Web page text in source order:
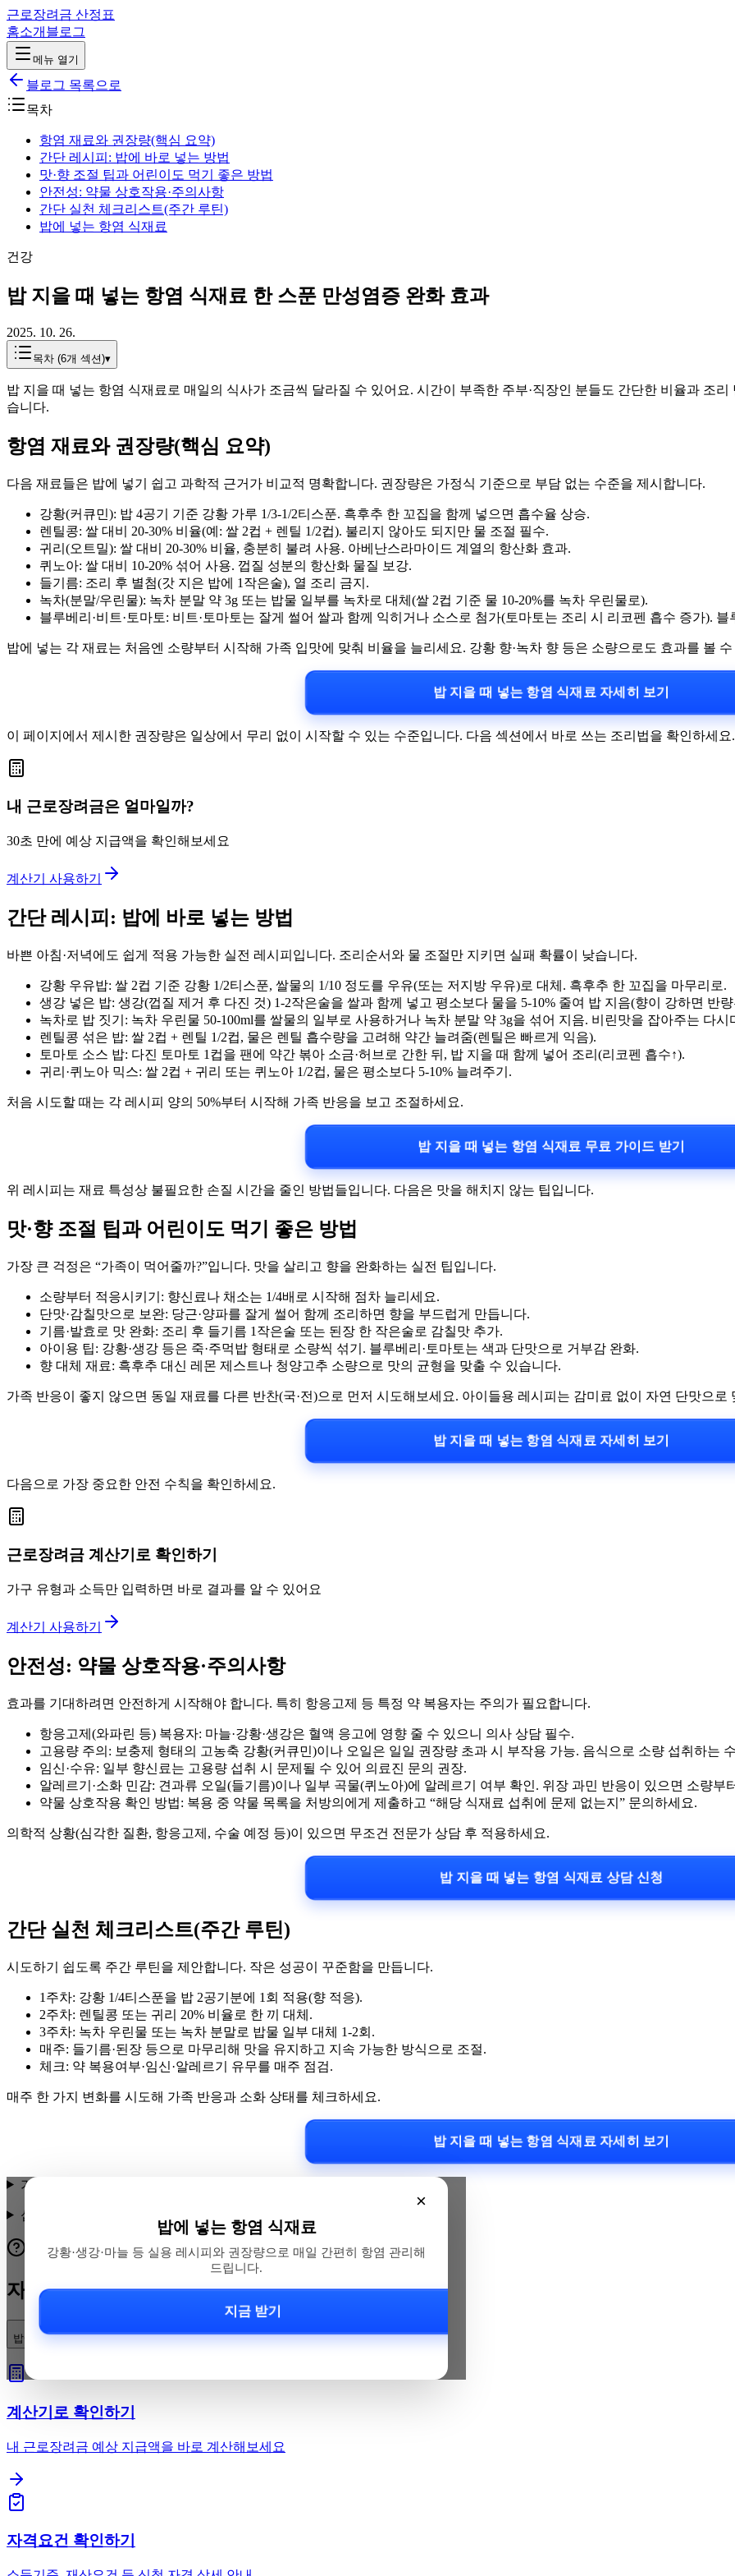
근로장려금 산정표
홈소개 블로그
메뉴 열기
블로그 목록으로
목차
항염 재료와 권장량(핵심 요약)
간단 레시피: 밥에 바로 넣는 방법
맛·향 조절 팁과 어린이도 먹기 좋은 방법
안전성: 약물 상호작용·주의사항
간단 실천 체크리스트(주간 루틴)
밥에 넣는 항염 식재료
건강
밥 지을 때 넣는 항염 식재료 한 스푼 만성염증 완화 효과
2025. 10. 26.
목차 (6개 섹션)▾
밥 지을 때 넣는 항염 식재료로 매일의 식사가 조금씩 달라질 수 있어요. 시간이 부족한 주부·직장인 분들도 간단한 비율과 조
습니다.
항염 재료와 권장량(핵심 요약)
다음 재료들은 밥에 넣기 쉽고 과학적 근거가 비교적 명확합니다. 권장량은 가정식 기준으로 부담 없는 수준을 제시합니다.
강황(커큐민): 밥 4공기 기준 강황 가루 1/3-1/2티스푼. 흑후추 한 꼬집을 함께 넣으면 흡수율 상승.
렌틸콩: 쌀 대비 20-30% 비율(예: 쌀 2컵 + 렌틸 1/2컵). 불리지 않아도 되지만 물 조절 필수.
귀리(오트밀): 쌀 대비 20-30% 비율, 충분히 불려 사용. 아베난스라마이드 계열의 항산화 효과.
퀴노아: 쌀 대비 10-20% 섞어 사용. 껍질 성분의 항산화 물질 보강.
들기름: 조리 후 별첨(갓 지은 밥에 1작은술), 열 조리 금지.
녹차(분말/우린물): 녹차 분말 약 3g 또는 밥물 일부를 녹차로 대체(쌀 2컵 기준 물 10-20%를 녹차 우린물로).
블루베리·비트·토마토: 비트·토마토는 잘게 썰어 쌀과 함께 익히거나 소스로 첨가(토마토는 조리 시 리코펜 흡수 증가).
밥에 넣는 각 재료는 처음엔 소량부터 시작해 가족 입맛에 맞춰 비율을 늘리세요. 강황 향·녹차 향 등은 소량으로도 효과를 볼
밥 지을 때 넣는 항염 식재료 자세히 보기
이 페이지에서 제시한 권장량은 일상에서 무리 없이 시작할 수 있는 수준입니다. 다음 섹션에서 바로 쓰는 조리법을 확인하세요.
내 근로장려금은 얼마일까?
30초 만에 예상 지급액을 확인해보세요
계산기 사용하기
간단 레시피: 밥에 바로 넣는 방법
바쁜 아침·저녁에도 쉽게 적용 가능한 실전 레시피입니다. 조리순서와 물 조절만 지키면 실패 확률이 낮습니다.
강황 우유밥: 쌀 2컵 기준 강황 1/2티스푼, 쌀물의 1/10 정도를 우유(또는 저지방 우유)로 대체. 흑후추 한 꼬집을 마무리로.
생강 넣은 밥: 생강(껍질 제거 후 다진 것) 1-2작은술을 쌀과 함께 넣고 평소보다 물을 5-10% 줄여 밥 지음(향이 강하면 반
녹차로 밥 짓기: 녹차 우린물 50-100ml를 쌀물의 일부로 사용하거나 녹차 분말 약 3g을 섞어 지음. 비린맛을 잡아주는 다시
렌틸콩 섞은 밥: 쌀 2컵 + 렌틸 1/2컵, 물은 렌틸 흡수량을 고려해 약간 늘려줌(렌틸은 빠르게 익음).
토마토 소스 밥: 다진 토마토 1컵을 팬에 약간 볶아 소금·허브로 간한 뒤, 밥 지을 때 함께 넣어 조리(리코펜 흡수↑).
귀리·퀴노아 믹스: 쌀 2컵 + 귀리 또는 퀴노아 1/2컵, 물은 평소보다 5-10% 늘려주기.
처음 시도할 때는 각 레시피 양의 50%부터 시작해 가족 반응을 보고 조절하세요.
밥 지을 때 넣는 항염 식재료 무료 가이드 받기
위 레시피는 재료 특성상 불필요한 손질 시간을 줄인 방법들입니다. 다음은 맛을 해치지 않는 팁입니다.
맛·향 조절 팁과 어린이도 먹기 좋은 방법
가장 큰 걱정은 “가족이 먹어줄까?”입니다. 맛을 살리고 향을 완화하는 실전 팁입니다.
소량부터 적응시키기: 향신료나 채소는 1/4배로 시작해 점차 늘리세요.
단맛·감칠맛으로 보완: 당근·양파를 잘게 썰어 함께 조리하면 향을 부드럽게 만듭니다.
기름·발효로 맛 완화: 조리 후 들기름 1작은술 또는 된장 한 작은술로 감칠맛 추가.
아이용 팁: 강황·생강 등은 죽·주먹밥 형태로 소량씩 섞기. 블루베리·토마토는 색과 단맛으로 거부감 완화.
향 대체 재료: 흑후추 대신 레몬 제스트나 청양고추 소량으로 맛의 균형을 맞출 수 있습니다.
가족 반응이 좋지 않으면 동일 재료를 다른 반찬(국·전)으로 먼저 시도해보세요. 아이들용 레시피는 감미료 없이 자연 단맛으로
밥 지을 때 넣는 항염 식재료 자세히 보기
다음으로 가장 중요한 안전 수칙을 확인하세요.
근로장려금 계산기로 확인하기
가구 유형과 소득만 입력하면 바로 결과를 알 수 있어요
계산기 사용하기
안전성: 약물 상호작용·주의사항
효과를 기대하려면 안전하게 시작해야 합니다. 특히 항응고제 등 특정 약 복용자는 주의가 필요합니다.
항응고제(와파린 등) 복용자: 마늘·강황·생강은 혈액 응고에 영향 줄 수 있으니 의사 상담 필수.
고용량 주의: 보충제 형태의 고농축 강황(커큐민)이나 오일은 일일 권장량 초과 시 부작용 가능. 음식으로 소량 섭취하는
임신·수유: 일부 향신료는 고용량 섭취 시 문제될 수 있어 의료진 문의 권장.
알레르기·소화 민감: 견과류 오일(들기름)이나 일부 곡물(퀴노아)에 알레르기 여부 확인. 위장 과민 반응이 있으면 소량부
약물 상호작용 확인 방법: 복용 중 약물 목록을 처방의에게 제출하고 “해당 식재료 섭취에 문제 없는지” 문의하세요.
의학적 상황(심각한 질환, 항응고제, 수술 예정 등)이 있으면 무조건 전문가 상담 후 적용하세요.
밥 지을 때 넣는 항염 식재료 상담 신청
간단 실천 체크리스트(주간 루틴)
시도하기 쉽도록 주간 루틴을 제안합니다. 작은 성공이 꾸준함을 만듭니다.
1주차: 강황 1/4티스푼을 밥 2공기분에 1회 적용(향 적응).
2주차: 렌틸콩 또는 귀리 20% 비율로 한 끼 대체.
3주차: 녹차 우린물 또는 녹차 분말로 밥물 일부 대체 1-2회.
매주: 들기름·된장 등으로 마무리해 맛을 유지하고 지속 가능한 방식으로 조절.
체크: 약 복용여부·임신·알레르기 유무를 매주 점검.
매주 한 가지 변화를 시도해 가족 반응과 소화 상태를 체크하세요.
밥 지을 때 넣는 항염 식재료 자세히 보기
×
밥에 넣는 항염 식재료
강황·생강·마늘 등 실용 레시피와 권장량으로 매일 간편히 항염 관리해
드립니다.
지금 받기
가정에서 부담 없이 쓸 권장량과 간단한 레시피는 어떻게 되나요?
섭취 시 주의할 점이나 약물 상호작용은 무엇인가요?
자주 묻는 질문
밥에 넣기 좋은 항염 식재료에는 무엇이 있나요?
계산기로 확인하기
내 근로장려금 예상 지급액을 바로 계산해보세요
자격요건 확인하기